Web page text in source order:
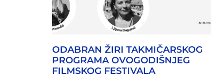
ODABRAN ŽIRI TAKMIČARSKOG
PROGRAMA OVOGODIŠNJEG
FILMSKOG FESTIVALA